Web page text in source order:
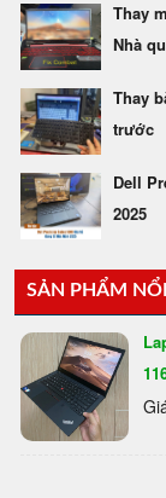
Thay
Nhà
Thay
trước
Dell
2025
SẢN PHẨM